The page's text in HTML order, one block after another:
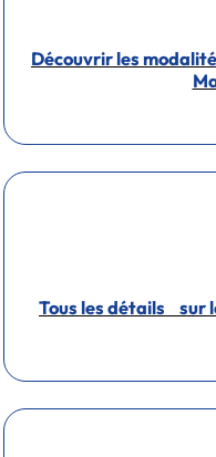
Découvrir les
Tous les détails sur